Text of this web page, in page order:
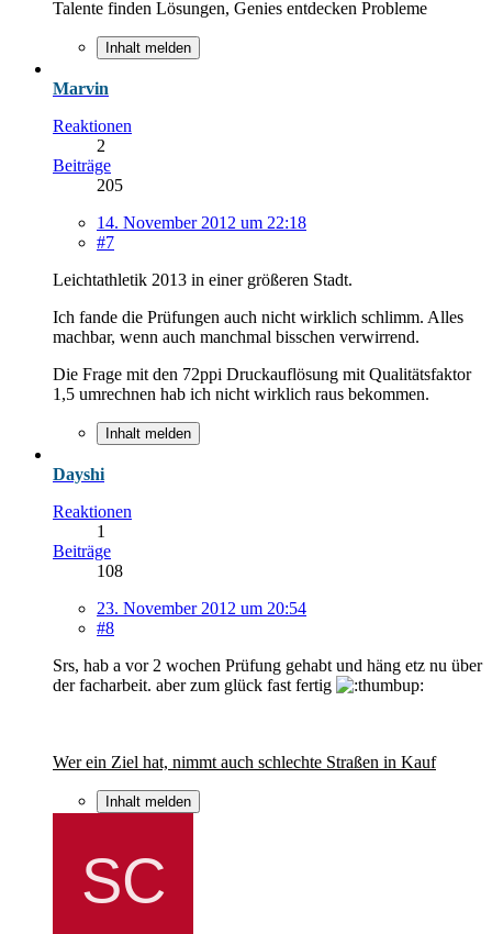
Talente finden Lösungen, Genies entdecken Probleme
Inhalt melden
Marvin
Reaktionen
2
Beiträge
205
14. November 2012 um 22:18
#7
Leichtathletik 2013 in einer größeren Stadt.
Ich fande die Prüfungen auch nicht wirklich schlimm. Alles
machbar, wenn auch manchmal bisschen verwirrend.
Die Frage mit den 72ppi Druckauflösung mit Qualitätsfaktor
1,5 umrechnen hab ich nicht wirklich raus bekommen.
Inhalt melden
Dayshi
Reaktionen
1
Beiträge
108
23. November 2012 um 20:54
#8
Srs, hab a vor 2 wochen Prüfung gehabt und häng etz nu über
der facharbeit. aber zum glück fast fertig
Wer ein Ziel hat, nimmt auch schlechte Straßen in Kauf
Inhalt melden